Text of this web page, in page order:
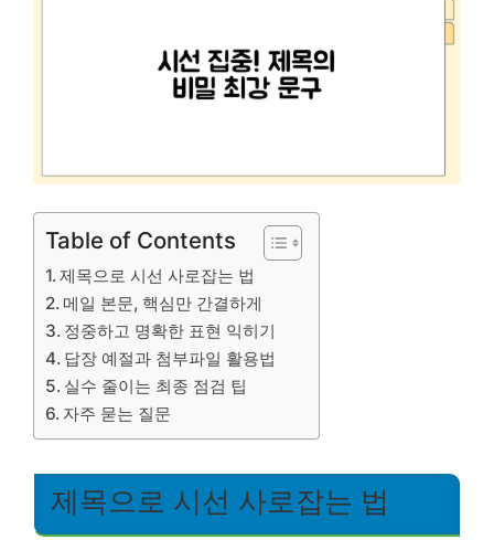
Table of Contents
제목으로 시선 사로잡는 법
메일 본문, 핵심만 간결하게
정중하고 명확한 표현 익히기
답장 예절과 첨부파일 활용법
실수 줄이는 최종 점검 팁
자주 묻는 질문
제목으로 시선 사로잡는 법